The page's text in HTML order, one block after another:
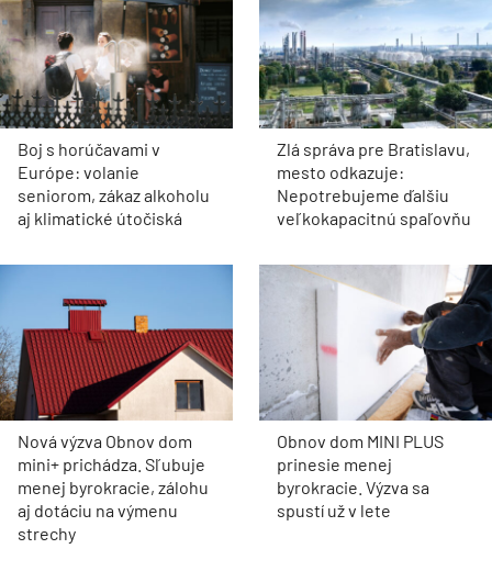
Boj s horúčavami v
Európe: volanie
seniorom, zákaz alkoholu
aj klimatické útočiská
Zlá správa pre Bratislavu,
mesto odkazuje:
Nepotrebujeme ďalšiu
veľkokapacitnú spaľovňu
Nová výzva Obnov dom
mini+ prichádza. Sľubuje
menej byrokracie, zálohu
aj dotáciu na výmenu
strechy
Obnov dom MINI PLUS
prinesie menej
byrokracie. Výzva sa
spustí už v lete